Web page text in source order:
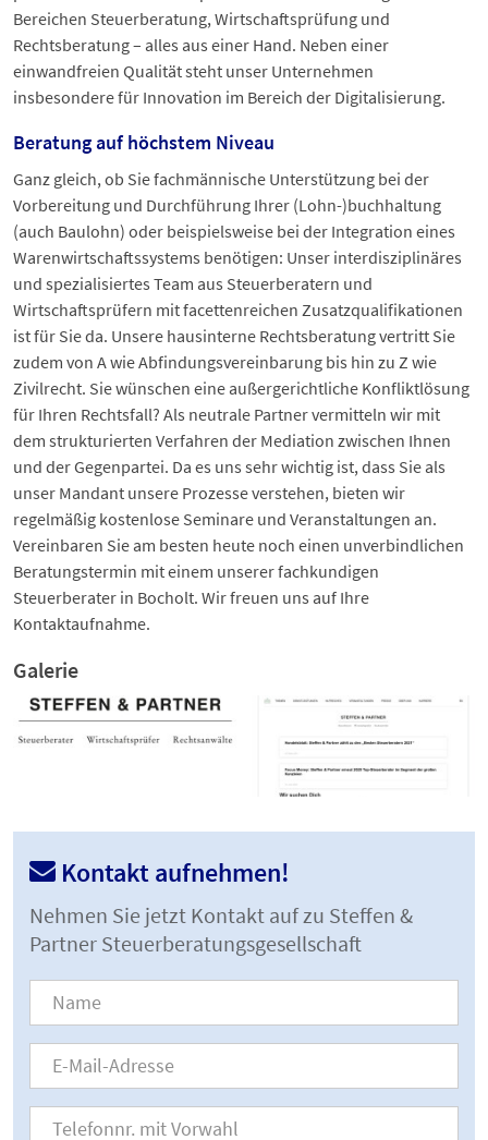
Bereichen Steuerberatung, Wirtschaftsprüfung und
Rechtsberatung – alles aus einer Hand. Neben einer
einwandfreien Qualität steht unser Unternehmen
insbesondere für Innovation im Bereich der Digitalisierung.
Beratung auf höchstem Niveau
Ganz gleich, ob Sie fachmännische Unterstützung bei der
Vorbereitung und Durchführung Ihrer (Lohn-)buchhaltung
(auch Baulohn) oder beispielsweise bei der Integration eines
Warenwirtschaftssystems benötigen: Unser interdisziplinäres
und spezialisiertes Team aus Steuerberatern und
Wirtschaftsprüfern mit facettenreichen Zusatzqualifikationen
ist für Sie da. Unsere hausinterne Rechtsberatung vertritt Sie
zudem von A wie Abfindungsvereinbarung bis hin zu Z wie
Zivilrecht. Sie wünschen eine außergerichtliche Konfliktlösung
für Ihren Rechtsfall? Als neutrale Partner vermitteln wir mit
dem strukturierten Verfahren der Mediation zwischen Ihnen
und der Gegenpartei. Da es uns sehr wichtig ist, dass Sie als
unser Mandant unsere Prozesse verstehen, bieten wir
regelmäßig kostenlose Seminare und Veranstaltungen an.
Vereinbaren Sie am besten heute noch einen unverbindlichen
Beratungstermin mit einem unserer fachkundigen
Steuerberater in Bocholt. Wir freuen uns auf Ihre
Kontaktaufnahme.
Galerie
Kontakt aufnehmen!
Nehmen Sie jetzt Kontakt auf zu Steffen &
Partner Steuerberatungsgesellschaft